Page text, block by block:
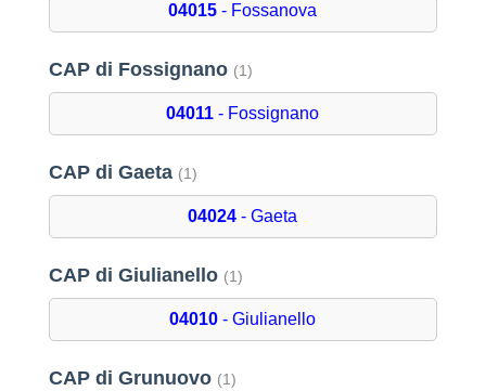
04015 - Fossanova
CAP di Fossignano (1)
04011 - Fossignano
CAP di Gaeta (1)
04024 - Gaeta
CAP di Giulianello (1)
04010 - Giulianello
CAP di Grunuovo (1)